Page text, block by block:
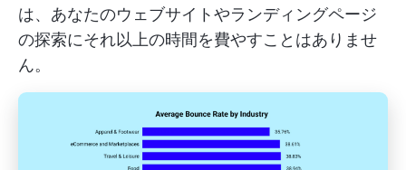
は、あなたのウェブサイトやランディングページ
の探索にそれ以上の時間を費やすことはありませ
ん。